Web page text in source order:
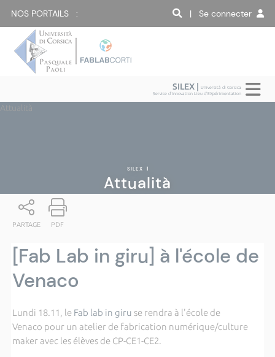
NOS PORTAILS : | Se connecter
SILEX |Università di Corsica
Service d'Innovation Lieu d'EXpérimentation
Attualità
SILEX |
Attualità
PARTAGE PDF
[Fab Lab in giru] à l'école de
Venaco
Lundi 18.11, le Fab lab in giru se rendra à l'école de
Venaco pour un atelier de fabrication numérique/culture
maker avec les élèves de CP-CE1-CE2.